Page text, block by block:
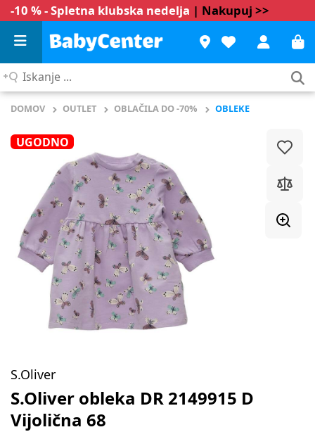
-10 % - Spletna klubska nedelja | Nakupuj >>
Iskanje
DOMOV OUTLET OBLAČILA DO -70% OBLEKE
UGODNO
S.Oliver
S.Oliver obleka DR 2149915 D
Vijolična 68